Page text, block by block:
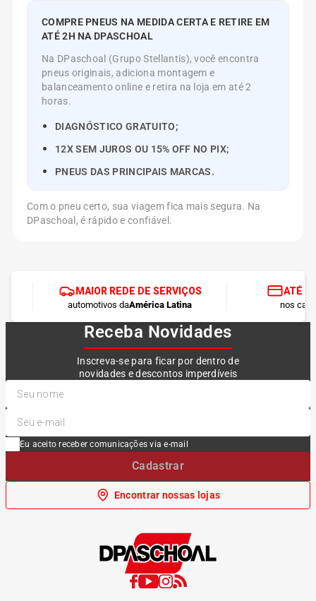
COMPRE PNEUS NA MEDIDA CERTA E RETIRE EM
ATÉ 2H NA DPASCHOAL
Na DPaschoal (Grupo Stellantis), você encontra
pneus originais, adiciona montagem e
balanceamento online e retira na loja em até 2
horas.
DIAGNÓSTICO GRATUITO;
12X SEM JUROS OU 15% OFF NO PIX;
PNEUS DAS PRINCIPAIS MARCAS.
Com o pneu certo, sua viagem fica mais segura. Na
DPaschoal, é rápido e confiável.
MAIOR REDE DE SERVIÇOS
automotivos daAmérica Latina
ATÉ
nos
Receba Novidades
Inscreva-se para ficar por dentro de
novidades e descontos imperdíveis
Eu aceito receber comunicações via e-mail
Cadastrar
Encontrar nossas lojas